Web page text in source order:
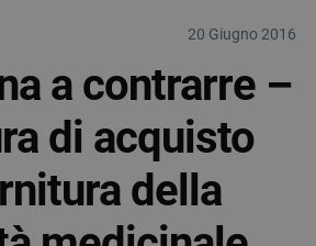
20 Giugno 2016
a contrarre –
di acquisto
della